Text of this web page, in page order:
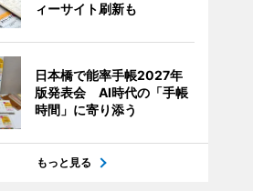
ィーサイト刷新も
日本橋で能率手帳2027年
版発表会 AI時代の「手帳
時間」に寄り添う
もっと見る